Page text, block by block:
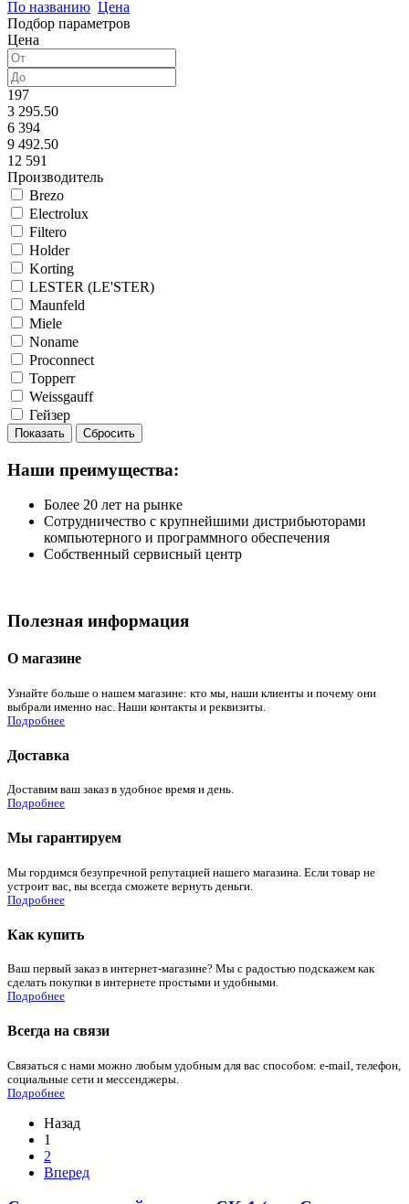
По названию Цена
Подбор параметров
Цена
197
3 295.50
6 394
9 492.50
12 591
Производитель
Brezo
Electrolux
Filtero
Holder
Korting
LESTER (LE'STER)
Maunfeld
Miele
Noname
Proconnect
Topperr
Weissgauff
Гейзер
Наши преимущества:
Более 20 лет на рынке
Сотрудничество с крупнейшими дистрибьюторами
компьютерного и программного обеспечения
Собственный сервисный центр
Полезная информация
О магазине
Узнайте больше о нашем магазине: кто мы, наши клиенты и почему они
выбрали именно нас. Наши контакты и реквизиты.
Подробнее
Доставка
Доставим ваш заказ в удобное время и день.
Подробнее
Мы гарантируем
Мы гордимся безупречной репутацией нашего магазина. Если товар не
устроит вас, вы всегда сможете вернуть деньги.
Подробнее
Как купить
Ваш первый заказ в интернет-магазине? Мы с радостью подскажем как
сделать покупки в интернете простыми и удобными.
Подробнее
Всегда на связи
Связаться с нами можно любым удобным для вас способом: e-mail, телефон,
социальные сети и мессенджеры.
Подробнее
Назад
1
2
Вперед